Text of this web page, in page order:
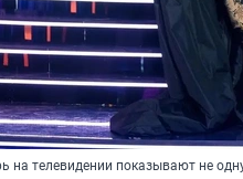
на телевидении показывают не